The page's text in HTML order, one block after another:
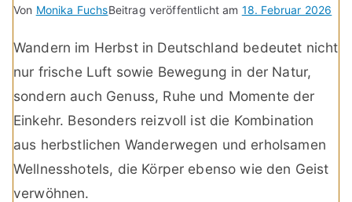
Von Monika FuchsBeitrag veröffentlicht am 18. Februar 2026
Wandern im Herbst in Deutschland bedeutet nicht
nur frische Luft sowie Bewegung in der Natur,
sondern auch Genuss, Ruhe und Momente der
Einkehr. Besonders reizvoll ist die Kombination
aus herbstlichen Wanderwegen und erholsamen
Wellnesshotels, die Körper ebenso wie den Geist
verwöhnen.